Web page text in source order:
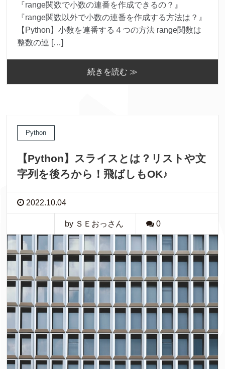
『range関数で小数の連番を作成できるの？』
『range関数以外で小数の連番を作成する方法は？』
【Python】小数を連番する４つの方法 range関数は
整数の連 […]
続きを読む ≫
Python
【Python】スライスとは？リストや文
字列を後ろから！飛ばしもOK♪
2022.10.04
by ＳＥおっさん 0